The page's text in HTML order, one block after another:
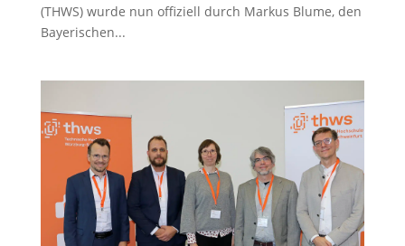
(THWS) wurde nun offiziell durch Markus Blume, den
Bayerischen...